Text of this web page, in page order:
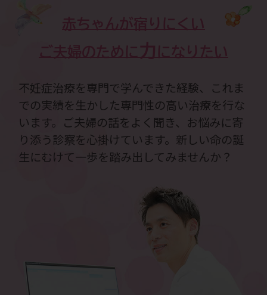
赤ちゃんが宿りにくい
ご夫婦のために 力 になりたい
不妊症治療を専門で学んできた経験、これま
での実績を生かした専門性の高い治療を行な
います。ご夫婦の話をよく聞き、お悩みに寄
り添う診察を心掛けています。新しい命の誕
生にむけて一歩を踏み出してみませんか？